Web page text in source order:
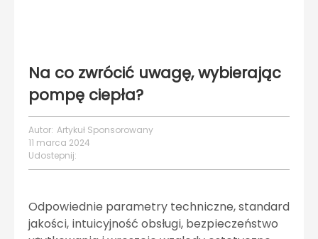
Na co zwrócić uwagę, wybierając
pompę ciepła?
Autor: Artykuł Sponsorowany
11 marca 2024
Udostepnij:
Odpowiednie parametry techniczne, standard
jakości, intuicyjność obsługi, bezpieczeństwo